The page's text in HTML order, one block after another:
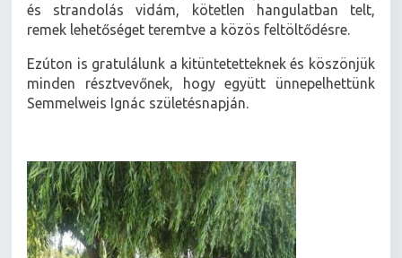
és strandolás vidám, kötetlen hangulatban telt,
remek lehetőséget teremtve a közös feltöltődésre.
Ezúton is gratulálunk a kitüntetetteknek és köszönjük
minden résztvevőnek, hogy együtt ünnepelhettünk
Semmelweis Ignác születésnapján.